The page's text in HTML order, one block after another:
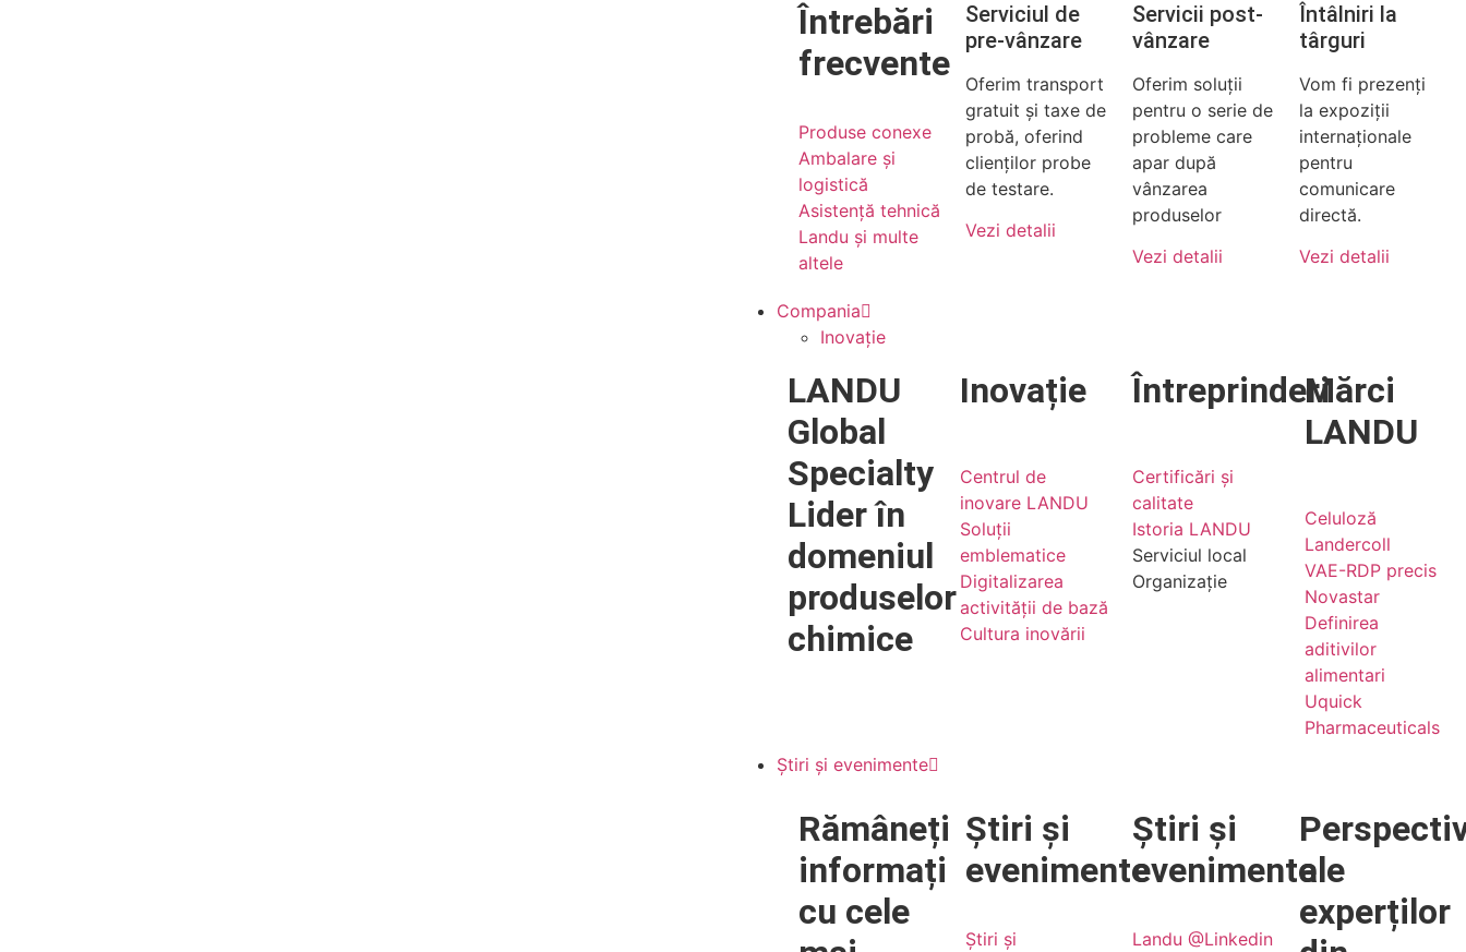
Întrebări
frecvente
Produse conexe
Ambalare și
logistică
Asistență tehnică
Landu și multe
altele
Serviciul de
pre-vânzare
Oferim transport
gratuit și taxe de
probă, oferind
clienților probe
de testare.
Vezi detalii
Servicii post-
vânzare
Oferim soluții
pentru o serie de
probleme care
apar după
vânzarea
produselor
Vezi detalii
Întâlniri la
târguri
Vom fi prezenți
la expoziții
internaționale
pentru
comunicare
directă.
Vezi detalii
Compania
Inovație
LANDU
Global
Specialty
Lider în
domeniul
produselor
chimice
Inovație
Centrul de
inovare LANDU
Soluții
emblematice
Digitalizarea
activității de bază
Cultura inovării
Întreprinderi
Certificări și
calitate
Istoria LANDU
Serviciul local
Organizație
Mărci
LANDU
Celuloză
Landercoll
VAE-RDP precis
Novastar
Definirea
aditivilor
alimentari
Uquick
Pharmaceuticals
Știri și evenimente
Rămâneți
informați
cu cele
Știri și
evenimente
Știri și
Știri și
evenimente
Landu @Linkedin
ale
experților